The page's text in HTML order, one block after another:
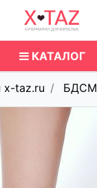
КАТАЛОГ
x-taz.ru БДСМ